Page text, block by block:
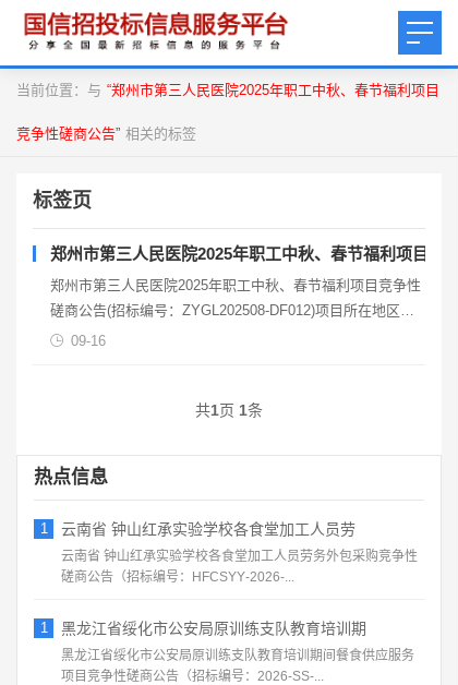
当前位置：与 “郑州市第三人民医院2025年职工中秋、春节福利项目
竞争性磋商公告” 相关的标签
标签页
郑州市第三人民医院2025年职工中秋、春节福利项目竞
郑州市第三人民医院2025年职工中秋、春节福利项目竞争性
磋商公告(招标编号：ZYGL202508-DF012)项目所在地区：
河南省，郑州市一、招标条件本郑州市第
09-16
共1页 1条
热点信息
1 云南省 钟山红承实验学校各食堂加工人员劳
云南省 钟山红承实验学校各食堂加工人员劳务外包采购竞争性
磋商公告（招标编号：HFCSYY‑2026‑...
1 黑龙江省绥化市公安局原训练支队教育培训期
黑龙江省绥化市公安局原训练支队教育培训期间餐食供应服务
项目竞争性磋商公告（招标编号：2026‑SS‑...